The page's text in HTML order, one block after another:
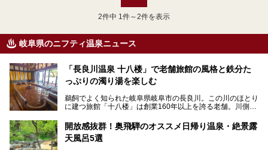
2件中 1件～2件を表示
岐阜県のニフティ温泉ニュース
「長良川温泉 十八楼」で老舗旅館の風格と鉄分た
っぷりの濁り湯を楽しむ
鵜飼でよく知られた岐阜県岐阜市の長良川。この川のほとり
に建つ旅館「十八楼」は創業160年以上を誇る老舗。川側の
濁り湯で、地産地消にこだわった食事も定評があります。
そして大浴場は日帰り入浴もできるんですよ。泊まりでも日
開放感抜群！奥飛騨のオススメ日帰り温泉・絶景露
天風呂5選